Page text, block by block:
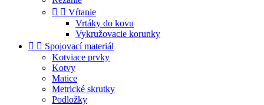
  Vŕtanie
Vrtáky do kovu
Vykružovacie korunky
  Spojovací materiál
Kotviace prvky
Kotvy
Matice
Metrické skrutky
Podložky